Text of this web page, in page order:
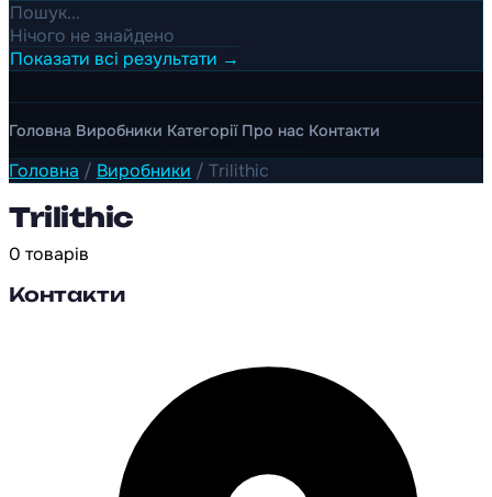
Пошук...
Нічого не знайдено
Показати всі результати →
Головна Виробники Категорії Про нас Контакти
Головна / Виробники / Trilithic
Trilithic
0 товарів
Контакти